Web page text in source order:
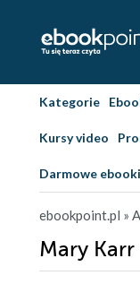
Kategorie
Kursy video
Darmowe ebooki
ebookpoint.pl »
Mary